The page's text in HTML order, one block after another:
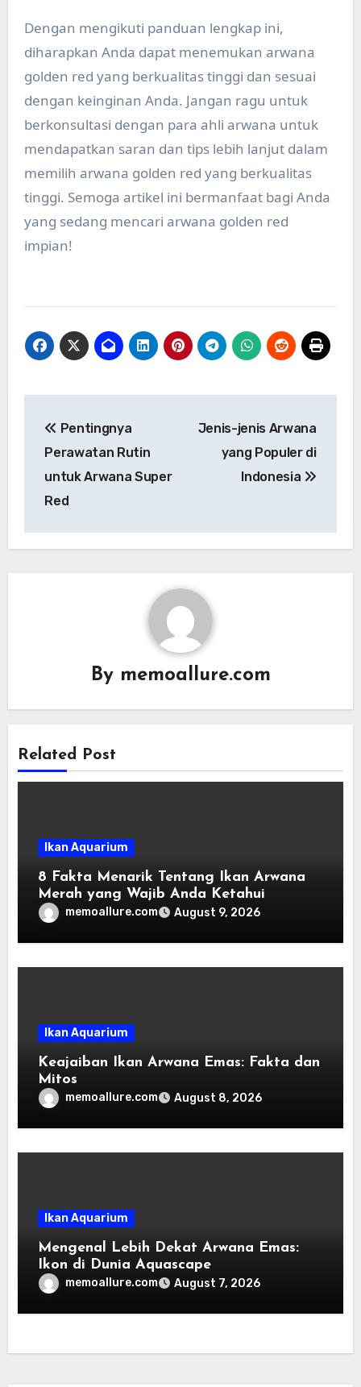
Dengan mengikuti panduan lengkap ini,
diharapkan Anda dapat menemukan arwana
golden red yang berkualitas tinggi dan sesuai
dengan keinginan Anda. Jangan ragu untuk
berkonsultasi dengan para ahli arwana untuk
mendapatkan saran dan tips lebih lanjut dalam
memilih arwana golden red yang berkualitas
tinggi. Semoga artikel ini bermanfaat bagi Anda
yang sedang mencari arwana golden red
impian!
navigation
Pentingnya
Perawatan Rutin
untuk Arwana Super
Red
Jenis-jenis Arwana
yang Populer di
Indonesia
By memoallure.com
Related Post
Ikan Aquarium
8 Fakta Menarik Tentang Ikan Arwana
Merah yang Wajib Anda Ketahui
memoallure.com August 9, 2026
Ikan Aquarium
Keajaiban Ikan Arwana Emas: Fakta dan
Mitos
memoallure.com August 8, 2026
Ikan Aquarium
Mengenal Lebih Dekat Arwana Emas:
Ikon di Dunia Aquascape
memoallure.com August 7, 2026